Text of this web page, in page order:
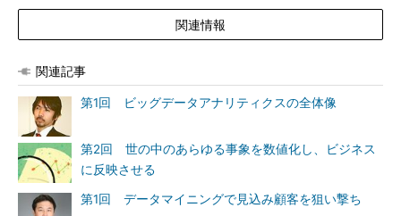
関連情報
関連記事
第1回 ビッグデータアナリティクスの全体像
第2回 世の中のあらゆる事象を数値化し、ビジネス
に反映させる
第1回 データマイニングで見込み顧客を狙い撃ち